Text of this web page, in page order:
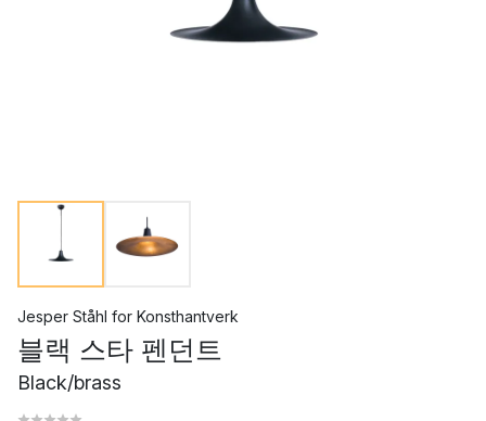
Jesper Ståhl for Konsthantverk
블랙 스타 펜던트
Black/brass